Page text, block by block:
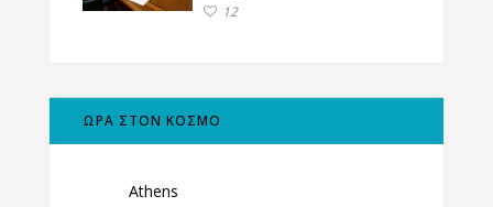
12
ΩΡΑ ΣΤΟΝ ΚΟΣΜΟ
Athens